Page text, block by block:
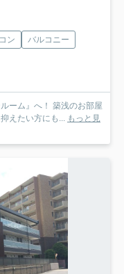
ン
バルコニー
ーム』へ！ 築浅のお部屋
えたい方にも... もっと見